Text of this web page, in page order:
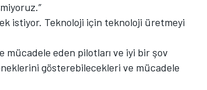
istiyor. Teknoloji için teknoloji üretmeyi
mücadele eden pilotları ve iyi bir şov
gösterebilecekleri ve mücadele